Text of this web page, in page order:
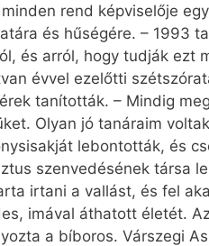
rend képviselője
és hűségére. – 1993
és arról, hogy tudják ezt
évvel ezelőtti
tanították. – Mindig
Olyan jó tanáraim
lebontották, és
szenvedésének társa
irtani a vallást, és fel
imával áthatott életét.
a bíboros. Várszegi